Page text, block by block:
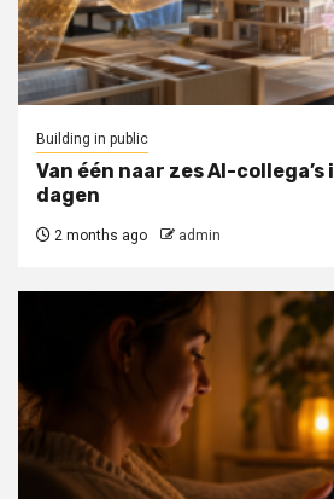
Building in public
Van één naar zes AI-
dagen
2 months ago admin